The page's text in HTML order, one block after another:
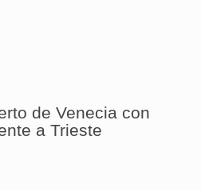
de Venecia con
a Trieste